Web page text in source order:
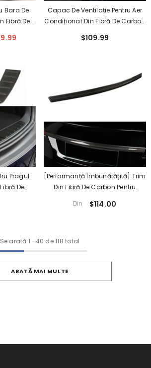
Bara De
Fibră De
2023)
Capac De Ventilație Pentru Aer
Condiționat Din Fibră De Carbon
Model S/X 2022+
$109.99
Pragul
De
2023
[Performanță Îmbunătățită] Trim
Din Fibră De Carbon Pentru
Model S 2022.06+
Din $114.00
Se arată 1 -40 de 118 total
ARATĂ MAI MULTE